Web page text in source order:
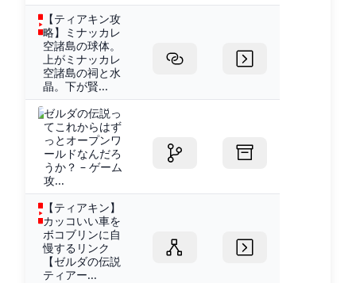
【ティアキン攻
略】ミナッカレ
空諸島の球体。
上がミナッカレ
空諸島の祠と水
晶。下が賢...
ゼルダの伝説っ
てこれからはず
っとオープンワ
ールドなんだろ
うか？ – ゲーム
攻...
【ティアキン】
カッコいい車を
ボコブリンに自
慢するリンク
【ゼルダの伝説
ティアー...